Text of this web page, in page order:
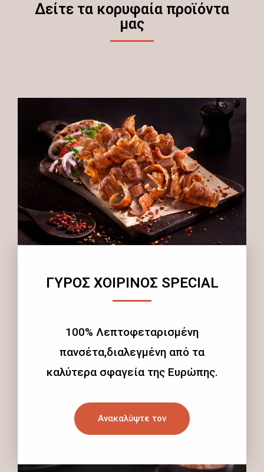
Δείτε τα κορυφαία προϊόντα
μας
ΓΥΡΟΣ ΧΟΙΡΙΝΟΣ SPECIAL
100% Λεπτοφεταρισμένη
πανσέτα,διαλεγμένη από τα
καλύτερα σφαγεία της Ευρώπης.
Ανακαλύψτε τον